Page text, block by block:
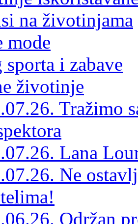
na životinjama
mode
sporta i zabave
životinje
Tražimo
Lana
Ne
Održan